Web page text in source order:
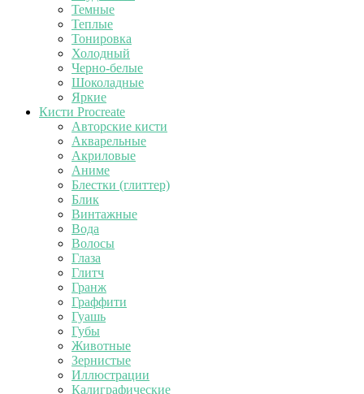
Темные
Теплые
Тонировка
Холодный
Черно-белые
Шоколадные
Яркие
Кисти Procreate
Авторские кисти
Акварельные
Акриловые
Аниме
Блестки (глиттер)
Блик
Винтажные
Вода
Волосы
Глаза
Глитч
Гранж
Граффити
Гуашь
Губы
Животные
Зернистые
Иллюстрации
Калиграфические